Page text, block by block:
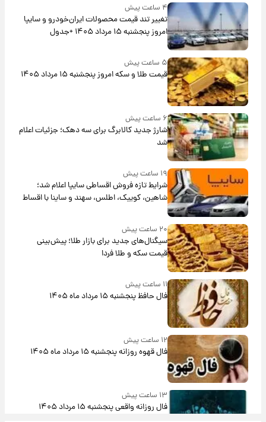
۴ ساعت پیش
تغییر تند قیمت محصولات ایران‌خودرو و سایپا
امروز پنجشنبه ۱۵ مرداد ۱۴۰۵ +جدول
۵ ساعت پیش
قیمت طلا و سکه امروز پنجشنبه ۱۵ مرداد ۱۴۰۵
۶ ساعت پیش
شارژ جدید کالابرگ برای سه دهک؛ جزئیات اعلام
شد
۱۹ ساعت پیش
شرایط تازه فروش اقساطی سایپا اعلام شد؛
شاهین، کوییک، اطلس، سهند و ساینا با اقساط
بلندمدت + جدول
۲۰ ساعت پیش
سیگنال‌های جدید برای بازار طلا؛ پیش‌بینی
قیمت سکه و طلا فردا
۱۱ ساعت پیش
فال حافظ پنجشنبه ۱۵ مرداد ماه ۱۴۰۵
۱۲ ساعت پیش
فال قهوه روزانه پنجشنبه ۱۵ مرداد ماه ۱۴۰۵
۱۳ ساعت پیش
فال روزانه واقعی پنجشنبه ۱۵ مرداد ۱۴۰۵